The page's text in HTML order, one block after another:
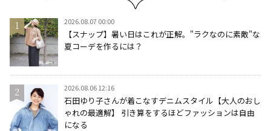
2026.08.07 00:00
【スナップ】暑い日はこれが正解。"ラクなのに素敵"な
夏コーデを作るには？
2026.08.06 12:16
石田ゆり子さんが着こなすデニムスタイル【大人のおし
ゃれの最適解】 引き算をするほどファッションは自由
になる